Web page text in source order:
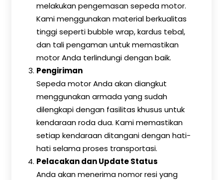
melakukan pengemasan sepeda motor.
Kami menggunakan material berkualitas
tinggi seperti bubble wrap, kardus tebal,
dan tali pengaman untuk memastikan
motor Anda terlindungi dengan baik.
Pengiriman
Sepeda motor Anda akan diangkut
menggunakan armada yang sudah
dilengkapi dengan fasilitas khusus untuk
kendaraan roda dua. Kami memastikan
setiap kendaraan ditangani dengan hati-
hati selama proses transportasi.
Pelacakan dan Update Status
Anda akan menerima nomor resi yang